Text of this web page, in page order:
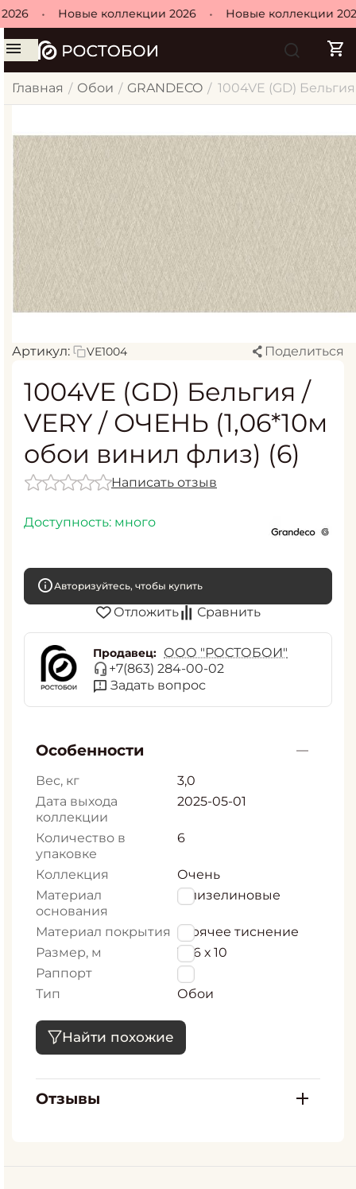
Новые коллекции 2026 Новые коллекции 2026
Главная / Обои / GRANDECO / 1004VE (GD)
Артикул: VE1004 Поделиться
1004VE (GD) Бельгия /
VERY / ОЧЕНЬ (1,06*10м
обои винил флиз) (6)
Написать отзыв
Доступность: много
Авторизуйтесь, чтобы купить
Отложить Сравнить
Продавец: ООО "РОСТОБОИ"
+7(863) 284-00-02
Задать вопрос
Особенности
Вес, кг
3,0
Дата выхода
коллекции
2025-05-01
Количество в
упаковке
6
Коллекция
Очень
Материал
основания
Флизелиновые
Материал покрытия Горячее тиснение
Размер, м
1,06 х 10
Раппорт
0
Тип
Обои
Найти похожие
Отзывы